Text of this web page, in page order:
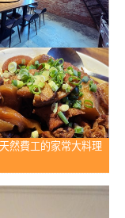
然費工的家常大料理